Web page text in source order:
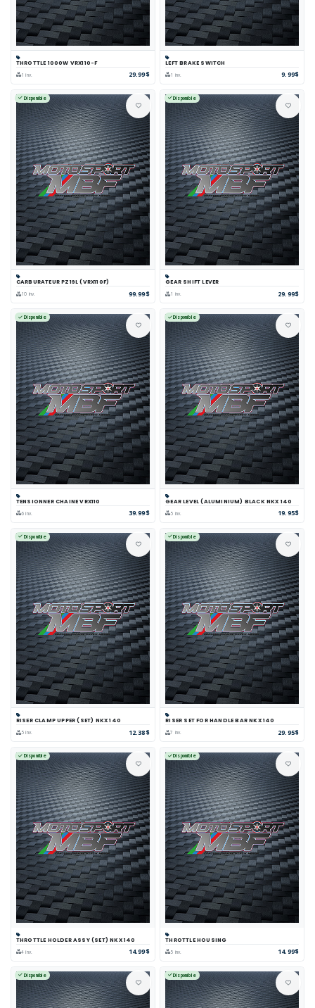
THROTTLE 1000W VRX110-F
1 inv. 29.99$
LEFT BRAKE SWITCH
1 inv. 9.99$
Disponible
CARBURATEUR PZ19L (VRX110F)
10 inv. 99.99$
Disponible
GEAR SHIFT LEVER
1 inv. 29.99$
Disponible
TENSIONNER CHAINE VRX110
6 inv. 39.99$
Disponible
GEAR LEVEL (ALUMINIUM) BLACK NKX 140
5 inv. 19.95$
Disponible
RISER CLAMP UPPER (SET) NKX 140
5 inv. 12.38$
Disponible
RISER SET FOR HANDLE BAR NKX 140
7 inv. 29.95$
Disponible
THROTTLE HOLDER ASSY (SET) NKX 140
4 inv. 14.99$
Disponible
THROTTLE HOUSING
5 inv. 14.99$
Disponible Disponible